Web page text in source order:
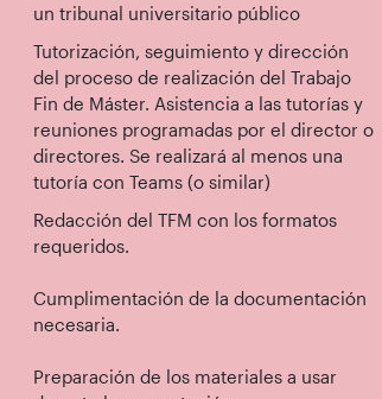
un tribunal universitario público
Tutorización, seguimiento y dirección
del proceso de realización del Trabajo
Fin de Máster. Asistencia a las tutorías y
reuniones programadas por el director o
directores. Se realizará al menos una
tutoría con Teams (o similar)
Redacción del TFM con los formatos
requeridos.
Cumplimentación de la documentación
necesaria.
Preparación de los materiales a usar